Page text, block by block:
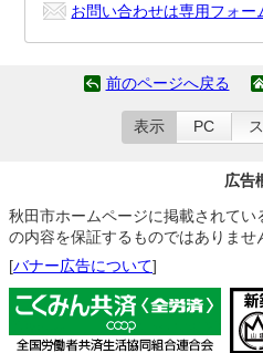
お問い合わせは専用フォー
前のページへ戻る
表示 PC
広告
秋田市ホームページに掲載されて
の内容を保証するものではありませ
[バナー広告について]